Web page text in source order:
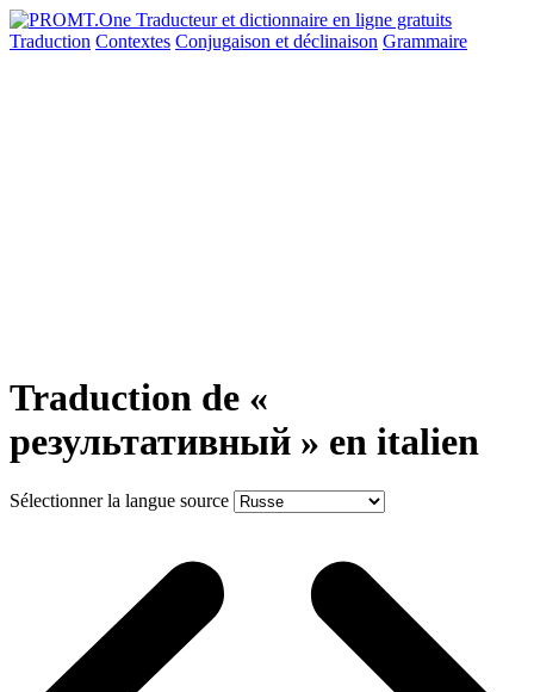
Traduction Contextes Conjugaison et déclinaison Grammaire
Traduction de «
результативный » en italien
Sélectionner la langue source